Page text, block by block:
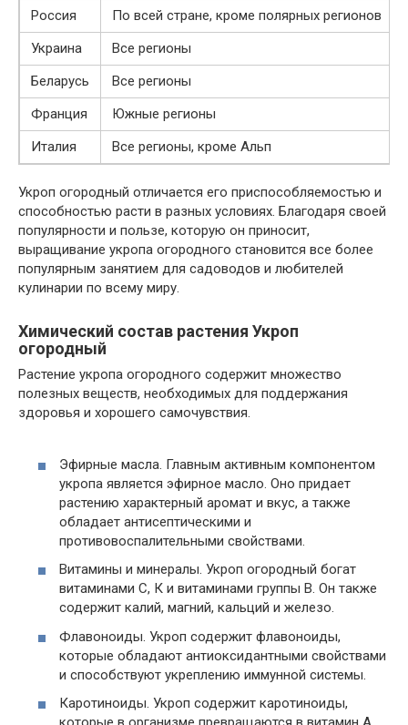
Россия
По всей стране, кроме полярных регионов
Украина
Все регионы
Беларусь
Все регионы
Франция
Южные регионы
Италия
Все регионы, кроме Альп
Укроп огородный отличается его приспособляемостью и
способностью расти в разных условиях. Благодаря своей
популярности и пользе, которую он приносит,
выращивание укропа огородного становится все более
популярным занятием для садоводов и любителей
кулинарии по всему миру.
Химический состав растения Укроп
огородный
Растение укропа огородного содержит множество
полезных веществ, необходимых для поддержания
здоровья и хорошего самочувствия.
Эфирные масла. Главным активным компонентом
укропа является эфирное масло. Оно придает
растению характерный аромат и вкус, а также
обладает антисептическими и
противовоспалительными свойствами.
Витамины и минералы. Укроп огородный богат
витаминами C, К и витаминами группы В. Он также
содержит калий, магний, кальций и железо.
Флавоноиды. Укроп содержит флавоноиды,
которые обладают антиоксидантными свойствами
и способствуют укреплению иммунной системы.
Каротиноиды. Укроп содержит каротиноиды,